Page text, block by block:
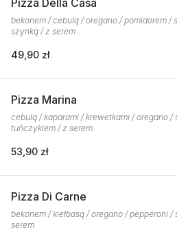
Pizza Della Casa
bekonem / cebulą / oregano / pomidorem /
szynką / z serem
49,90 zł
Pizza Marina
cebulą / kaparami / krewetkami / oregano /
tuńczykiem / z serem
53,90 zł
Pizza Di Carne
bekonem / kiełbasą / oregano / pepperoni
serem